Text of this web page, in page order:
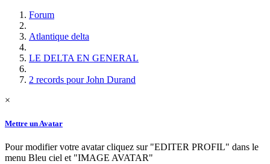
Forum
Atlantique delta
LE DELTA EN GENERAL
2 records pour John Durand
×
Mettre un Avatar
Pour modifier votre avatar cliquez sur "EDITER PROFIL" dans le
menu Bleu ciel et "IMAGE AVATAR"